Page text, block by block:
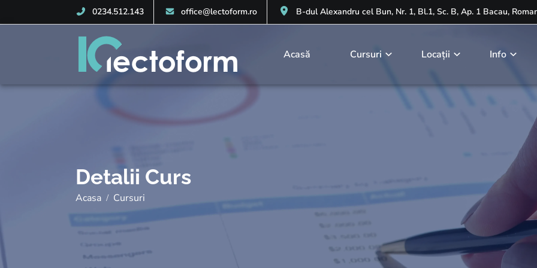
0234.512.143 office@lectoform.ro B-dul Alexandru cel Bun, Nr. 1, Bl.1, Sc. B, Ap. 1 Bacau,
Acasă Cursuri Locații Info
Detalii Curs
Acasa Cursuri